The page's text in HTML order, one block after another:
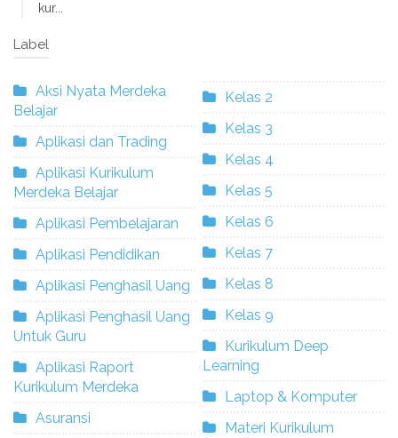
kur...
Label
Aksi Nyata Merdeka
Belajar
Aplikasi dan Trading
Aplikasi Kurikulum
Merdeka Belajar
Aplikasi Pembelajaran
Aplikasi Pendidikan
Aplikasi Penghasil Uang
Aplikasi Penghasil Uang
Untuk Guru
Aplikasi Raport
Kurikulum Merdeka
Asuransi
Kelas 2
Kelas 3
Kelas 4
Kelas 5
Kelas 6
Kelas 7
Kelas 8
Kelas 9
Kurikulum Deep
Learning
Laptop & Komputer
Materi Kurikulum